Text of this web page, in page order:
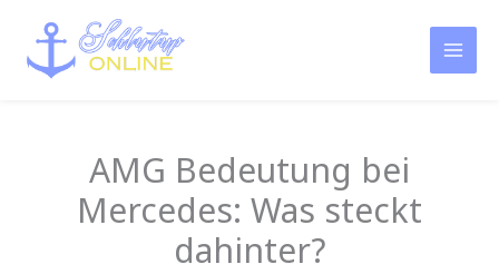
Inhalt
springen
AMG Bedeutung bei
Mercedes: Was steckt
dahinter?